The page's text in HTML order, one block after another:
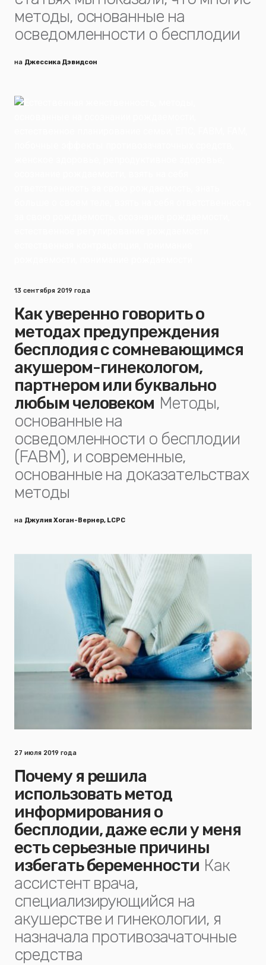
методы, основанные на
осведомленности о бесплодии
на Джессика Дэвидсон
13 сентября 2019 года
Как уверенно говорить о
методах предупреждения
бесплодия с сомневающимся
акушером-гинекологом,
партнером или буквально
любым человеком Методы,
основанные на
осведомленности о бесплодии
(FABM), и современные,
основанные на доказательствах
методы
на Джулия Хоган-Вернер, LCPC
27 июля 2019 года
Почему я решила
использовать метод
информирования о
бесплодии, даже если у меня
есть серьезные причины
избегать беременности Как
ассистент врача,
специализирующийся на
акушерстве и гинекологии, я
назначала противозачаточные
средства